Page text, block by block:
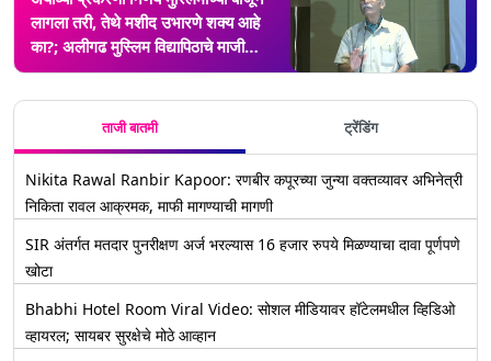
लागला तरी, तेथे मशीद उभारणे शक्य आहे
का?; अलीगढ मुस्लिम विद्यापिठाचे माजी
कुलगुरु जमीरउद्दीन शाह यांचा सवाल
ताजी बातमी ट्रेंडिंग
Nikita Rawal Ranbir Kapoor: रणबीर कपूरच्या जुन्या वक्तव्यावर अभिनेत्री
निकिता रावल आक्रमक, माफी मागण्याची मागणी
SIR अंतर्गत मतदार पुनरीक्षण अर्ज भरल्यास 16 हजार रुपये मिळण्याचा दावा पूर्णपणे
खोटा
Bhabhi Hotel Room Viral Video: सोशल मीडियावर हॉटेलमधील व्हिडिओ
व्हायरल; सायबर सुरक्षेचे मोठे आव्हान